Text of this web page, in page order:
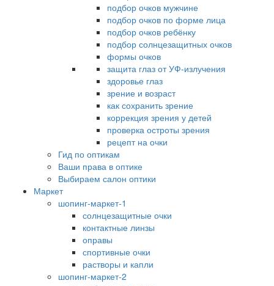
подбор очков мужчине
подбор очков по форме лица
подбор очков ребёнку
подбор солнцезащитных очков
формы очков
защита глаз от УФ-излучения
здоровье глаз
зрение и возраст
как сохранить зрение
коррекция зрения у детей
проверка остроты зрения
рецепт на очки
Гид по оптикам
Ваши права в оптике
Выбираем салон оптики
Маркет
шопинг-маркет-1
солнцезащитные очки
контактные линзы
оправы
спортивные очки
растворы и капли
шопинг-маркет-2